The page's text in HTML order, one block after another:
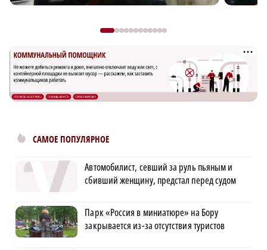
САМОЕ ПОПУЛЯРНОЕ
Автомобилист, севший за руль пьяным и
сбивший женщину, предстал перед судом
Парк «Россия в миниатюре» на Бору
закрывается из-за отсутствия туристов